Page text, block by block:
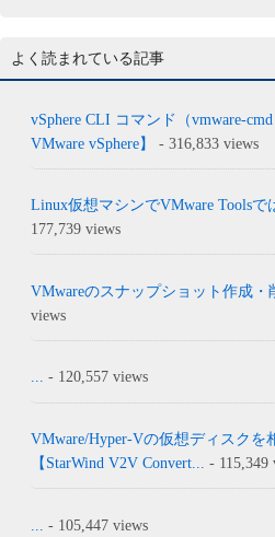
よく読まれている記事
vSphere CLI コマンド（vmware-
VMware vSphere】
- 316,833 views
Linux仮想マシンでVMware Toolsで
177,739 views
VMwareのスナップショット作成・
views
... - 120,557 views
VMware/Hyper-Vの仮想ディスクを
【StarWind V2V Convert...
- 115,349
- 105,447 views